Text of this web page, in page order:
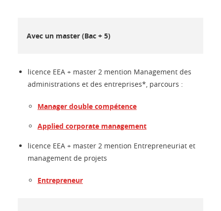
Avec un master (Bac + 5)
licence EEA + master 2 mention Management des
administrations et des entreprises*, parcours :
Manager double compétence
Applied corporate management
licence EEA + master 2 mention Entrepreneuriat et
management de projets
Entrepreneur